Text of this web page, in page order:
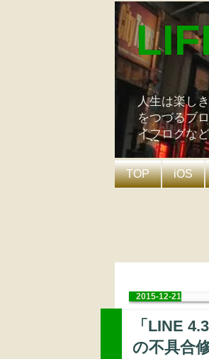
人生は楽し
をつづるブ
イフログな
TOP iOS
2015-12-21
「LINE
の不具合